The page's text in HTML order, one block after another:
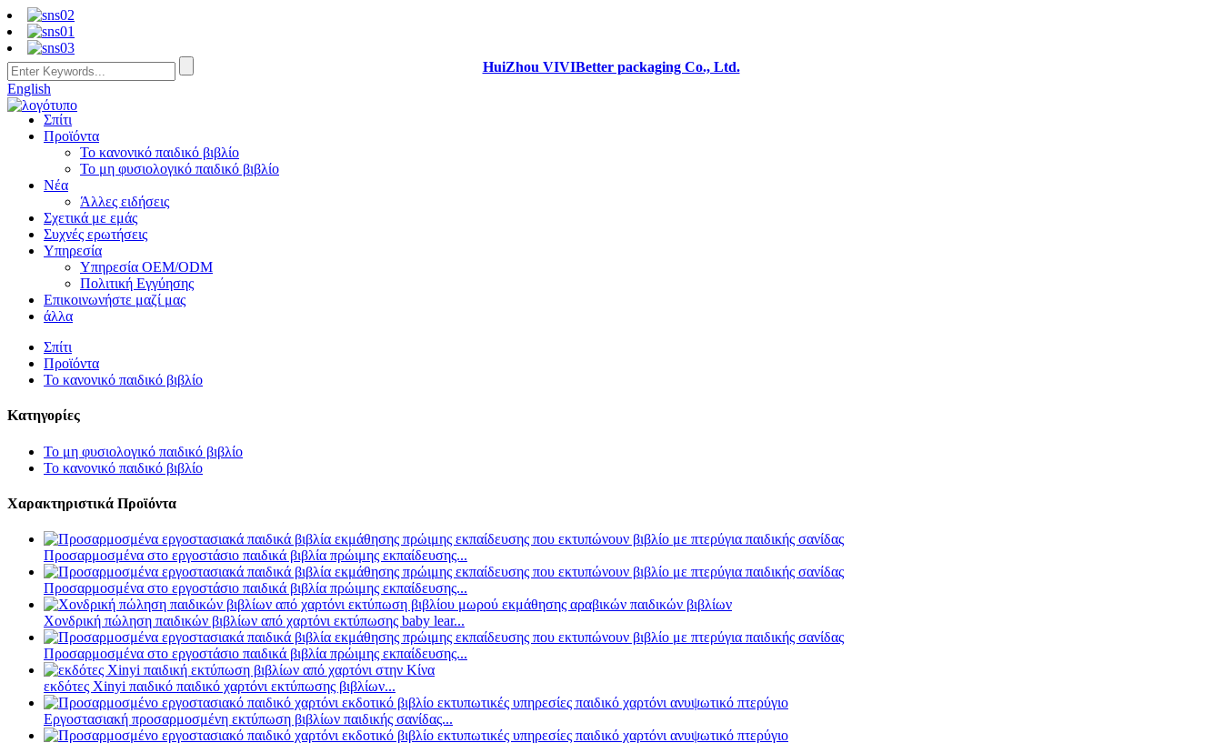
English
HuiZhou VIVIBetter packaging Co., Ltd.
Σπίτι
Προϊόντα
Το κανονικό παιδικό βιβλίο
Το μη φυσιολογικό παιδικό βιβλίο
Νέα
Άλλες ειδήσεις
Σχετικά με εμάς
Συχνές ερωτήσεις
Υπηρεσία
Υπηρεσία OEM/ODM
Πολιτική Εγγύησης
Επικοινωνήστε μαζί μας
άλλα
Σπίτι
Προϊόντα
Το κανονικό παιδικό βιβλίο
Κατηγορίες
Το μη φυσιολογικό παιδικό βιβλίο
Το κανονικό παιδικό βιβλίο
Χαρακτηριστικά Προϊόντα
Προσαρμοσμένα στο εργοστάσιο παιδικά βιβλία πρώιμης εκπαίδευσης...
Προσαρμοσμένα στο εργοστάσιο παιδικά βιβλία πρώιμης εκπαίδευσης...
Χονδρική πώληση παιδικών βιβλίων από χαρτόνι εκτύπωσης baby lear...
Προσαρμοσμένα στο εργοστάσιο παιδικά βιβλία πρώιμης εκπαίδευσης...
εκδότες Xinyi παιδικό παιδικό χαρτόνι εκτύπωσης βιβλίων...
Εργοστασιακή προσαρμοσμένη εκτύπωση βιβλίων παιδικής σανίδας...